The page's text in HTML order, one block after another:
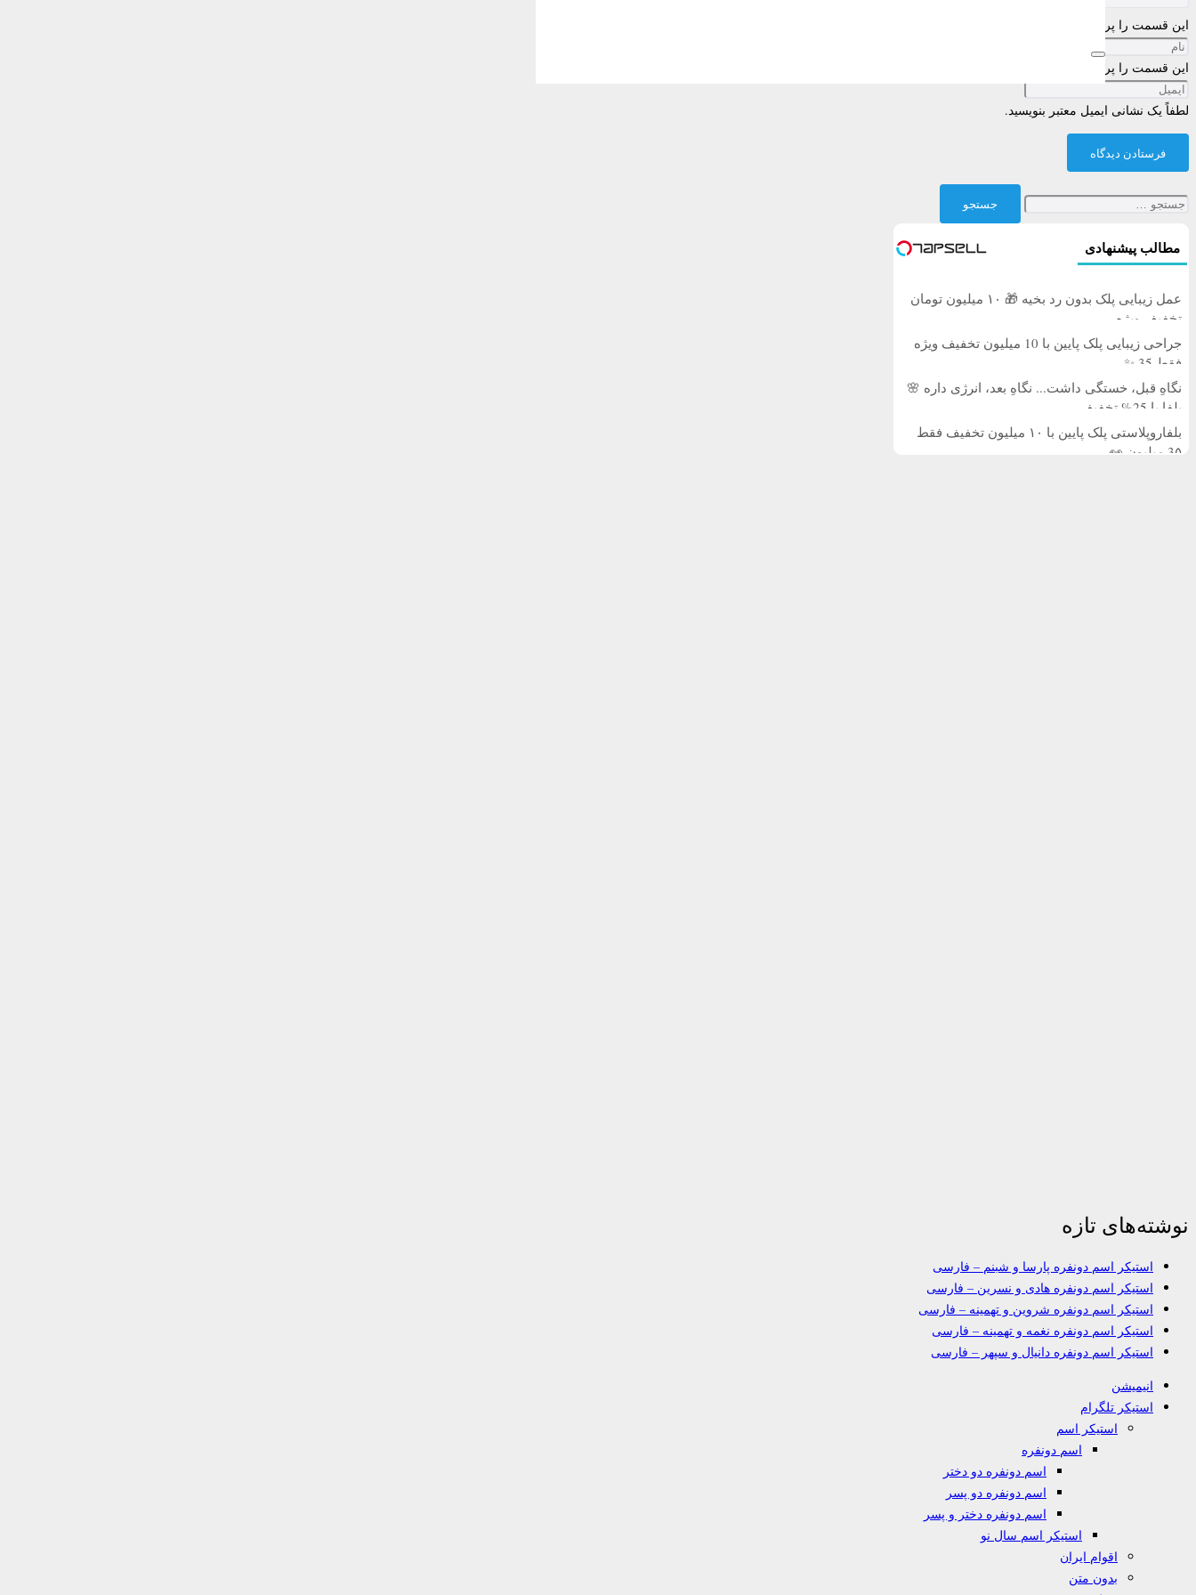
این قسمت را پر کنید
این قسمت را پر کنید
لطفاً یک نشانی ایمیل معتبر بنویسید.
فرستادن دیدگاه
جستجو
برای:
مطالب پیشنهادی
عمل زیبایی پلک بدون رد بخیه 🎁 ۱۰ میلیون تومان
تخفیف ویژه
جراحی زیبایی پلک پایین با 10 میلیون تخفیف ویژه
فقط 35 ✨
نگاهِ قبل، خستگی داشت... نگاهِ بعد، انرژی داره 🌸
بلفا با 25% تخفیف
بلفاروپلاستی پلک پایین با ۱۰ میلیون تخفیف فقط
3۵ میلیون 👀
نوشته‌های تازه
استیکر اسم دونفره پارسا و شبنم – فارسی
استیکر اسم دونفره هادی و نسرین – فارسی
استیکر اسم دونفره شروین و تهمینه – فارسی
استیکر اسم دونفره نغمه و تهمینه – فارسی
استیکر اسم دونفره دانیال و سپهر – فارسی
انیمیشن
استیکر تلگرام
استیکر اسم
اسم دونفره
اسم دونفره دو دختر
اسم دونفره دو پسر
اسم دونفره دختر و پسر
استیکر اسم سال نو
اقوام ایران
بدون متن